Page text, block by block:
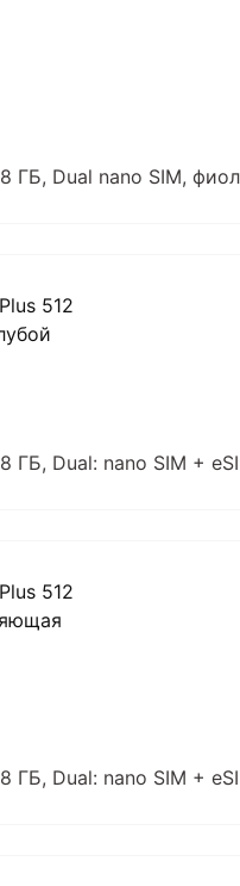
ГБ, Dual nano SIM,
ГБ, Dual: nano SIM +
ГБ, Dual: nano SIM +